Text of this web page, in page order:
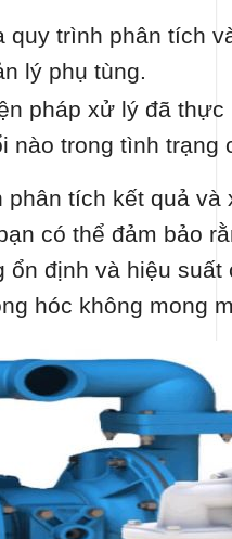
quy trình phân tích
lý phụ tùng.
pháp xử lý đã
nào trong tình trạng
phân tích kết quả
có thể đảm bảo
ổn định và hiệu
hóc không mong